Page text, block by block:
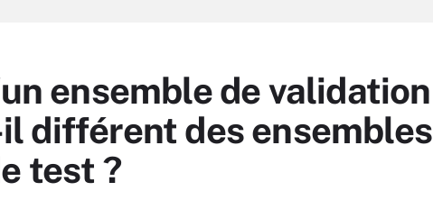
ensemble de validation
différent des ensembles
test ?